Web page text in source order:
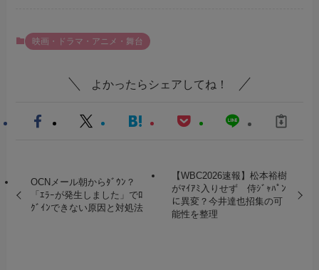
映画・ドラマ・アニメ・舞台
よかったらシェアしてね！
OCNメール朝からﾀﾞｳﾝ？
「ｴﾗｰが発生しました」でﾛ
ｸﾞｲﾝできない原因と対処法
【WBC2026速報】松本裕樹
がﾏｲｱﾐ入りせず 侍ｼﾞｬﾊﾟﾝ
に異変？今井達也招集の可
能性を整理